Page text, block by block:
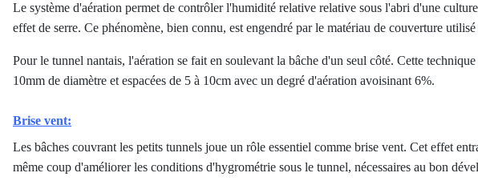
Le système d'aération permet de contrôler l'humidité relative relative sous l'abri d'une
effet de serre. Ce phénomène, bien connu, est engendré par le matériau de couverture
Pour le tunnel nantais, l'aération se fait en soulevant la bâche d'un seul côté. Cette
10mm de diamètre et espacées de 5 à 10cm avec un degré d'aération avoisinant 6%.
Brise vent:
Les bâches couvrant les petits tunnels joue un rôle essentiel comme brise vent. Cet effet
même coup d'améliorer les conditions d'hygrométrie sous le tunnel, nécessaires au bon